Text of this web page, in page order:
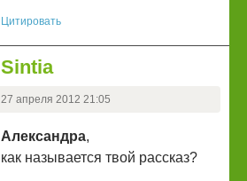
Цитировать
Sintia
27 апреля 2012 21:05
Александра,
как называется твой рассказ?